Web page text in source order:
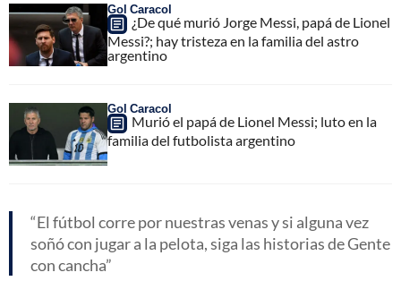
Gol Caracol
¿De qué murió Jorge Messi, papá de Lionel
Messi?; hay tristeza en la familia del astro
argentino
Gol Caracol
Murió el papá de Lionel Messi; luto en la
familia del futbolista argentino
El fútbol corre por nuestras venas y si alguna vez
soñó con jugar a la pelota, siga las historias de Gente
con cancha